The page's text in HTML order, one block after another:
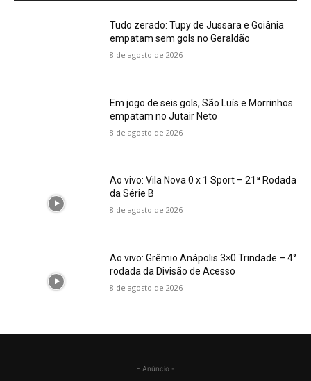
Tudo zerado: Tupy de Jussara e Goiânia
empatam sem gols no Geraldão
8 de agosto de 2026
Em jogo de seis gols, São Luís e Morrinhos
empatam no Jutair Neto
8 de agosto de 2026
Ao vivo: Vila Nova 0 x 1 Sport – 21ª Rodada
da Série B
8 de agosto de 2026
Ao vivo: Grêmio Anápolis 3×0 Trindade – 4°
rodada da Divisão de Acesso
8 de agosto de 2026
- Anúncio -